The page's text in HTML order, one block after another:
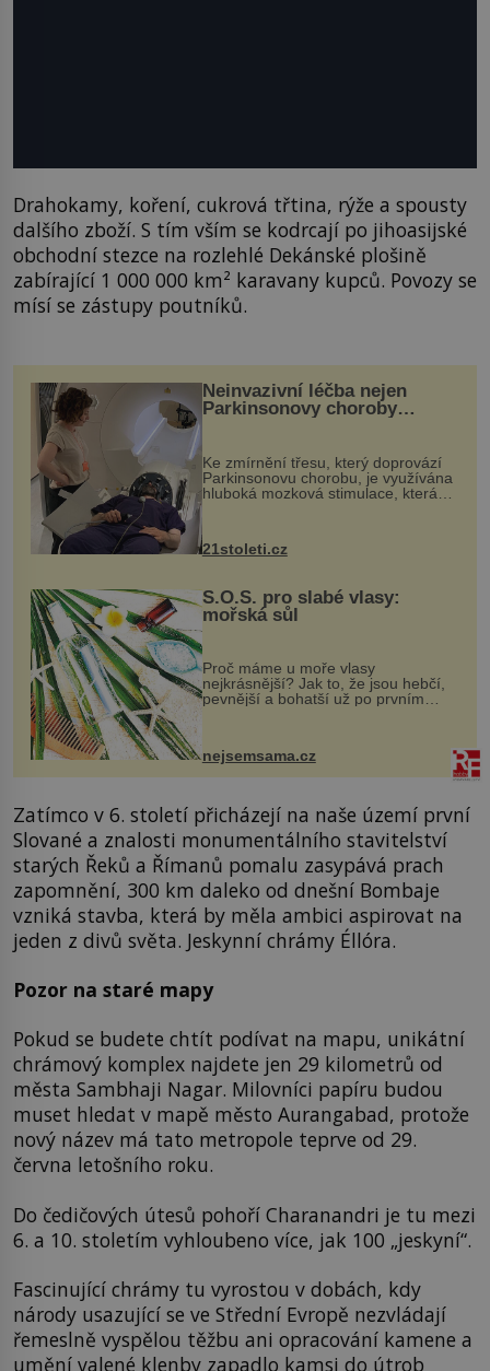
Drahokamy, koření, cukrová třtina, rýže a spousty
dalšího zboží. S tím vším se kodrcají po jihoasijské
obchodní stezce na rozlehlé Dekánské plošině
zabírající 1 000 000 km² karavany kupců. Povozy se
mísí se zástupy poutníků.
Neinvazivní léčba nejen
Parkinsonovy choroby
Ke zmírnění třesu, který doprovází
Parkinsonovu chorobu, je využívána
hluboká mozková stimulace, která
však vyžaduje vysoce invazivní
zákrok. Ultrazvuk zase není vhodný
k dostatečně přesnému zacílení ...
21stoleti.cz
S.O.S. pro slabé vlasy:
mořská sůl
Proč máme u moře vlasy
nejkrásnější? Jak to, že jsou hebčí,
pevnější a bohatší už po prvním
vlasy. ...
nejsemsama.cz
Zatímco v 6. století přicházejí na naše území první
Slované a znalosti monumentálního stavitelství
starých Řeků a Římanů pomalu zasypává prach
zapomnění, 300 km daleko od dnešní Bombaje
vzniká stavba, která by měla ambici aspirovat na
jeden z divů světa. Jeskynní chrámy Éllóra.
Pozor na staré mapy
Pokud se budete chtít podívat na mapu, unikátní
chrámový komplex najdete jen 29 kilometrů od
města Sambhaji Nagar. Milovníci papíru budou
muset hledat v mapě město Aurangabad, protože
nový název má tato metropole teprve od 29.
června letošního roku.
Do čedičových útesů pohoří Charanandri je tu mezi
6. a 10. stoletím vyhloubeno více, jak 100 „jeskyní“.
Fascinující chrámy tu vyrostou v dobách, kdy
národy usazující se ve Střední Evropě nezvládají
řemeslně vyspělou těžbu ani opracování kamene a
umění valené klenby zapadlo kamsi do útrob